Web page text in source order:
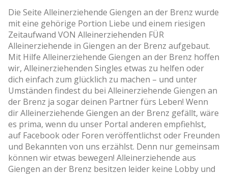
Die Seite Alleinerziehende Giengen an der Brenz wurde
mit eine gehörige Portion Liebe und einem riesigen
Zeitaufwand VON Alleinerziehenden FÜR
Alleinerziehende in Giengen an der Brenz aufgebaut.
Mit Hilfe Alleinerziehende Giengen an der Brenz hoffen
wir, Alleinerziehenden Singles etwas zu helfen oder
dich einfach zum glücklich zu machen – und unter
Umständen findest du bei Alleinerziehende Giengen an
der Brenz ja sogar deinen Partner fürs Leben! Wenn
dir Alleinerziehende Giengen an der Brenz gefällt, wäre
es prima, wenn du unser Portal anderen empfiehlst,
auf Facebook oder Foren veröffentlichst oder Freunden
und Bekannten von uns erzählst. Denn nur gemeinsam
können wir etwas bewegen! Alleinerziehende aus
Giengen an der Brenz besitzen leider keine Lobby und